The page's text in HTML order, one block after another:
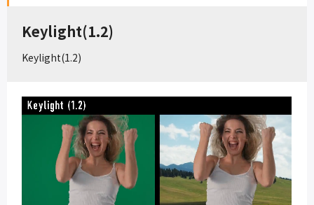
Keylight(1.2)
Keylight(1.2)